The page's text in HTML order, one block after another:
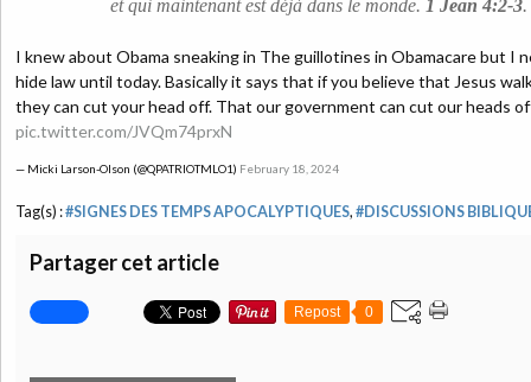
et qui maintenant est déjà dans le monde. 1 Jean 4:2-3.
I knew about Obama sneaking in The guillotines in Obamacare but I
hide law until today. Basically it says that if you believe that Jesus
they can cut your head off. That our government can cut our heads
pic.twitter.com/JVQm74prxN
— Micki Larson-Olson (@QPATRIOTMLO1) February 18, 2024
Tag(s) :#SIGNES DES TEMPS APOCALYPTIQUES, #DISCUSSIONS
Partager cet article
Repost 0